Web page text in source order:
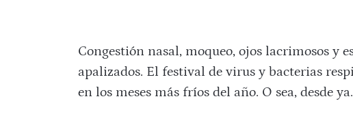
Congestión nasal, moqueo, ojos lacrimosos y
apalizados. El festival de virus y bacterias
en los meses más fríos del año. O sea, desde ya.